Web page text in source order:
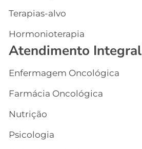
Terapias-alvo
Hormonioterapia
Atendimento Integral
Enfermagem Oncológica
Farmácia Oncológica
Nutrição
Psicologia